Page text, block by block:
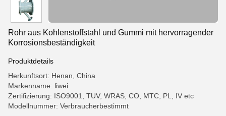
Rohr aus Kohlenstoffstahl und Gummi mit hervorragender
Korrosionsbeständigkeit
Produktdetails
Herkunftsort: Henan, China
Markenname: liwei
Zertifizierung: ISO9001, TUV, WRAS, CO, MTC, PL, IV etc
Modellnummer: Verbraucherbestimmt